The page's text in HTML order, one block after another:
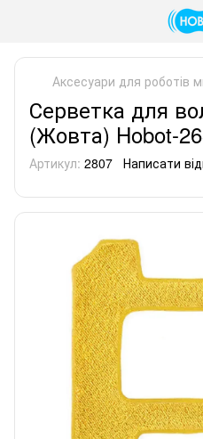
Аксесуари для роботів
Серветка для
(Жовта) Hobot-
Артикул: 2807 Написати